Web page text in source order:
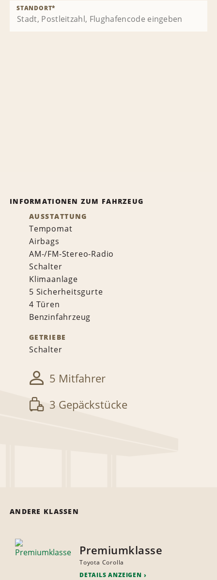
STANDORT*
INFORMATIONEN ZUM FAHRZEUG
AUSSTATTUNG
Tempomat
Airbags
AM-/FM-Stereo-Radio
Schalter
Klimaanlage
5 Sicherheitsgurte
4 Türen
Benzinfahrzeug
GETRIEBE
Schalter
5 Mitfahrer
3 Gepäckstücke
ANDERE KLASSEN
Premiumklasse
Toyota Corolla
DETAILS ANZEIGEN